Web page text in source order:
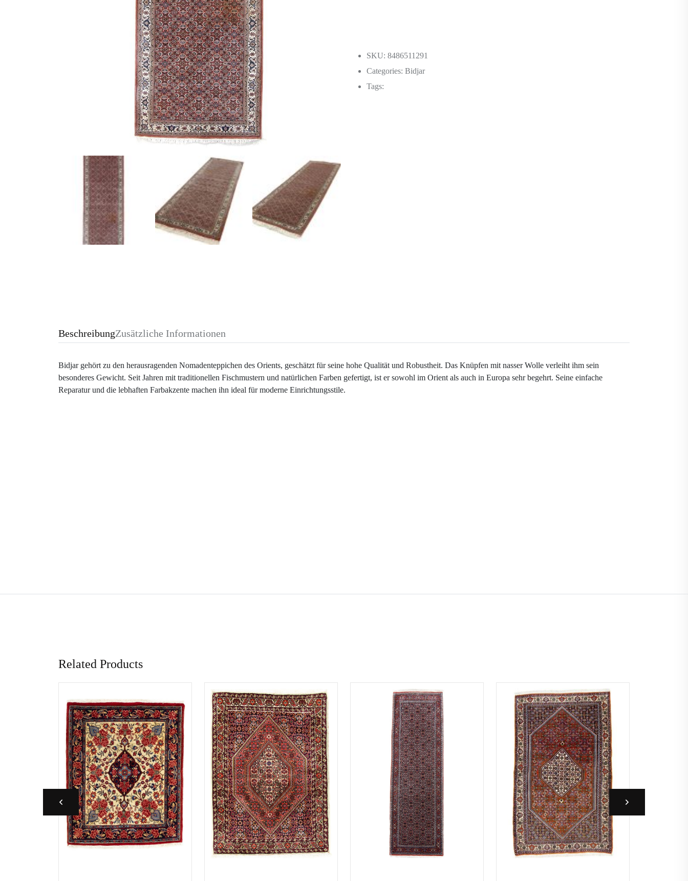
SKU: 8486511291
Categories: Bidjar
Tags:
BeschreibungZusätzliche Informationen
Bidjar gehört zu den herausragenden Nomadenteppichen des Orients, geschätzt für seine hohe Qualität und Robustheit. Das Knüpfen mit nasser Wolle verleiht ihm sein
besonderes Gewicht. Seit Jahren mit traditionellen Fischmustern und natürlichen Farben gefertigt, ist er sowohl im Orient als auch in Europa sehr begehrt. Seine einfache
Reparatur und die lebhaften Farbakzente machen ihn ideal für moderne Einrichtungsstile.
Related Products